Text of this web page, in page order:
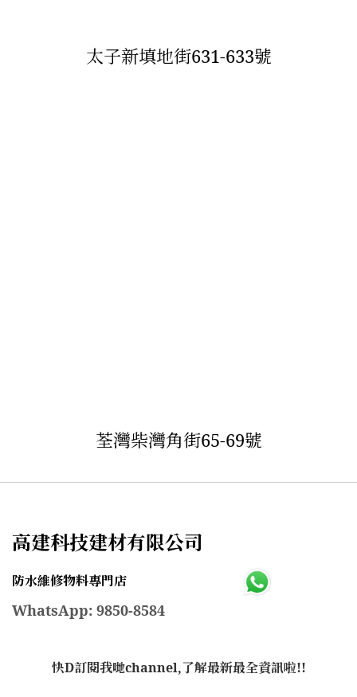
太子新填地街631-633號
荃灣柴灣角街65-69號
高建科技建材有限公司
防水維修物料專門店
WhatsApp: 9850-8584
快D訂閱我哋channel,了解最新最全資訊啦!!